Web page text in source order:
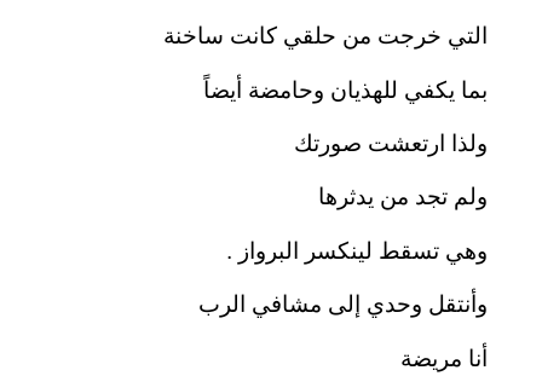
التي خرجت من حلقي كانت ساخنة
بما يكفي للهذيان وحامضة أيضاً
ولذا ارتعشت صورتك
ولم تجد من يدثرها
وهي تسقط لينكسر البرواز .
وأنتقل وحدي إلى مشافي الرب
أنا مريضة